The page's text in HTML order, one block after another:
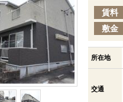
賃料
敷金
所在地
交通